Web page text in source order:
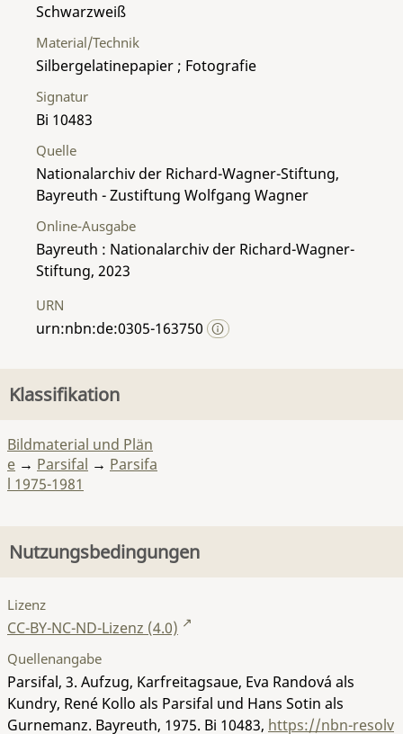
Material/Technik
Silbergelatinepapier ; Fotografie
Schwarzweiß
Signatur
Bi 10483
Quelle
Nationalarchiv der Richard-Wagner-Stiftung,
Bayreuth - Zustiftung Wolfgang Wagner
Online-Ausgabe
Bayreuth : Nationalarchiv der Richard-Wagner-
Stiftung, 2023
URN
urn:nbn:de:0305-163750
Klassifikation
Bildmaterial und Plän
e → Parsifal → Parsifa
l 1975-1981
Nutzungsbedingungen
Lizenz
CC-BY-NC-ND-Lizenz (4.0)
Quellenangabe
Parsifal, 3. Aufzug, Karfreitagsaue, Eva Randová als
Kundry, René Kollo als Parsifal und Hans Sotin als
Gurnemanz. Bayreuth, 1975. Bi 10483, https://nbn-resolv